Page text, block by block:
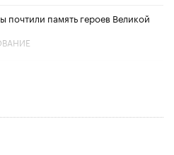
память героев Великой